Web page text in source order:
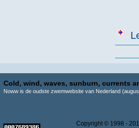
Cold, wind, waves, sunburn, currents
Noww is de oudste zwemwebsite van Nederland
Copyright © 1998 -